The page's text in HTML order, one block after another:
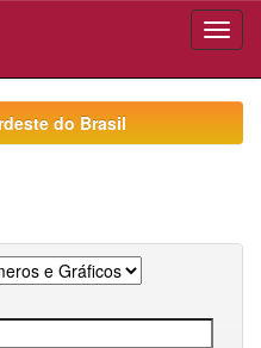
do Brasil